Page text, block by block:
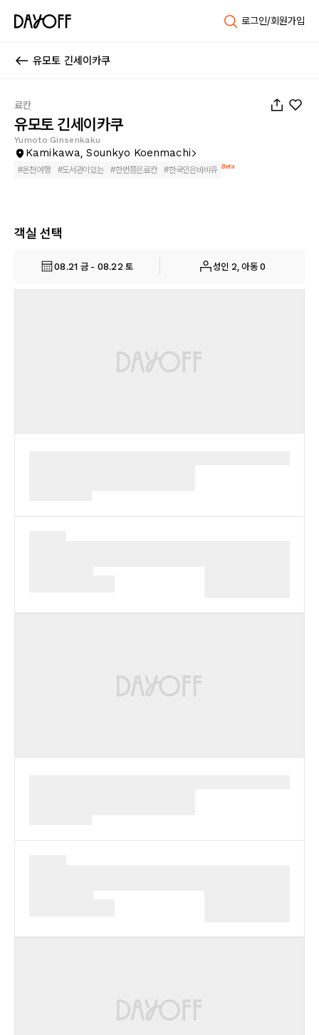
로그인/회원가입
유모토 긴세이카쿠
료칸
유모토 긴세이카쿠
Yumoto Ginsenkaku
Kamikawa, Sounkyo Koenmachi
#온천여행 #도서관이있는 #한번쯤은료칸 #한국인은바비큐 Beta
객실 선택
08.21 금 - 08.22 토 성인 2, 아동 0